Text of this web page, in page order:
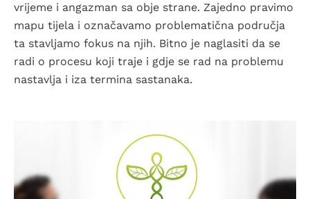
vrijeme i angazman sa obje strane. Zajedno pravimo
mapu tijela i označavamo problematična područja
ta stavljamo fokus na njih. Bitno je naglasiti da se
radi o procesu koji traje i gdje se rad na problemu
nastavlja i iza termina sastanaka.